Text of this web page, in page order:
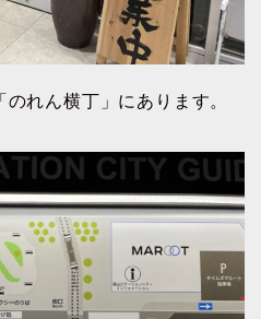
れん横丁」にあります。